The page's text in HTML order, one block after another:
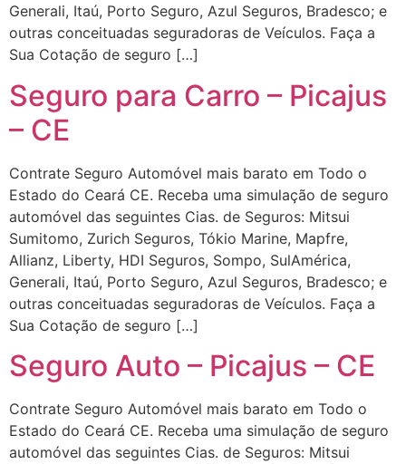
Generali, Itaú, Porto Seguro, Azul Seguros, Bradesco; e
outras conceituadas seguradoras de Veículos. Faça a
Sua Cotação de seguro […]
Seguro para Carro – Picajus
– CE
Contrate Seguro Automóvel mais barato em Todo o
Estado do Ceará CE. Receba uma simulação de seguro
automóvel das seguintes Cias. de Seguros: Mitsui
Sumitomo, Zurich Seguros, Tókio Marine, Mapfre,
Allianz, Liberty, HDI Seguros, Sompo, SulAmérica,
Generali, Itaú, Porto Seguro, Azul Seguros, Bradesco; e
outras conceituadas seguradoras de Veículos. Faça a
Sua Cotação de seguro […]
Seguro Auto – Picajus – CE
Contrate Seguro Automóvel mais barato em Todo o
Estado do Ceará CE. Receba uma simulação de seguro
automóvel das seguintes Cias. de Seguros: Mitsui